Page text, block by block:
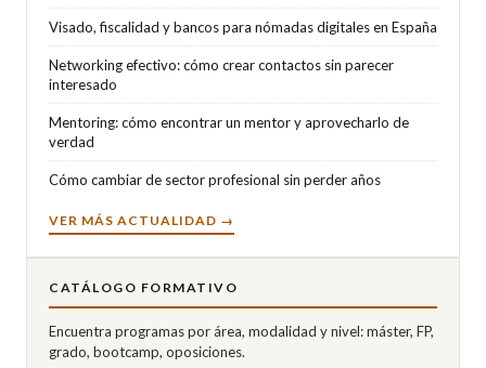
Visado, fiscalidad y bancos para nómadas digitales en España
Networking efectivo: cómo crear contactos sin parecer
interesado
Mentoring: cómo encontrar un mentor y aprovecharlo de
verdad
Cómo cambiar de sector profesional sin perder años
VER MÁS ACTUALIDAD →
CATÁLOGO FORMATIVO
Encuentra programas por área, modalidad y nivel: máster, FP,
grado, bootcamp, oposiciones.